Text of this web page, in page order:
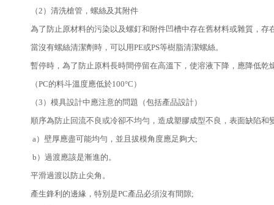
（2）清洗槍管，螺絲及其附件
為了防止原材料的污染以及螺釘和附件凹槽中存在舊材料或雜質，
當沒有螺絲清潔劑時，可以用PE或PS等樹脂清潔螺絲。
暫停時，為了防止原料長時間停留在高溫下，使溶液下降，應降低
（PC的料斗溫度應低於100°C）
（3）模具設計中應注意的問題（包括產品設計）
順序為防止回流不良或冷卻不均勻，造成塑膠成型不良，表面缺陷
a）壁厚應盡可能均勻，並且拔模角度應足夠大;
b）過渡應該是漸進的。
平滑過渡以防止尖角。
產生鋒利的邊緣，特別是PC產品必須沒有間隙;